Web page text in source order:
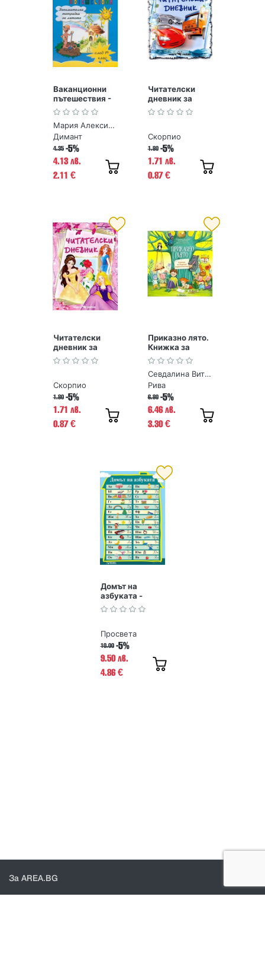
Ваканционни
пътешествия -
Занимателна
тетрадка за
лятото след 1.
клас
Мария Алексиева
Димант
4.35 -5%
4.13 лв.
2.11 €
Читателски
дневник за
момчета
Скорпио
1.80 -5%
1.71 лв.
0.87€
Читателски
дневник за
момичета
Скорпио
1.80 -5%
1.71 лв.
0.87€
Приказно лято.
Книжка за
бъдещи
първокласници
+ подарък
Отивам на
училище
Севдалина Витанова, Лиляна Дворянова, Любен Витанов
Рива
6.80 -5%
6.46 лв.
3.30 €
Домът на
азбуката -
учебно табло
Просвета
10.00 -5%
9.50 лв.
4.86 €
За AREA.BG